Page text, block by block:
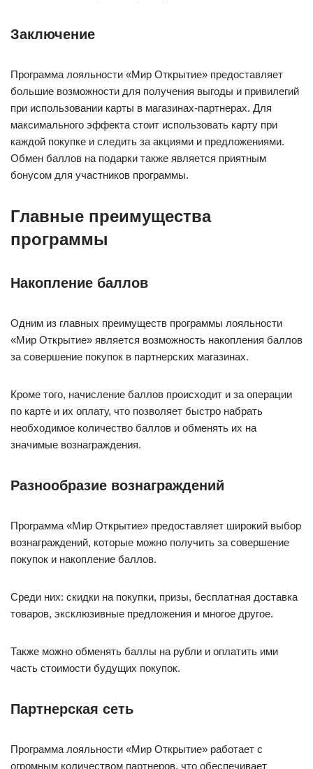
Заключение
Программа лояльности «Мир Открытие» предоставляет
большие возможности для получения выгоды и привилегий
при использовании карты в магазинах-партнерах. Для
максимального эффекта стоит использовать карту при
каждой покупке и следить за акциями и предложениями.
Обмен баллов на подарки также является приятным
бонусом для участников программы.
Главные преимущества
программы
Накопление баллов
Одним из главных преимуществ программы лояльности
«Мир Открытие» является возможность накопления баллов
за совершение покупок в партнерских магазинах.
Кроме того, начисление баллов происходит и за операции
по карте и их оплату, что позволяет быстро набрать
необходимое количество баллов и обменять их на
значимые вознаграждения.
Разнообразие вознаграждений
Программа «Мир Открытие» предоставляет широкий выбор
вознаграждений, которые можно получить за совершение
покупок и накопление баллов.
Среди них: скидки на покупки, призы, бесплатная доставка
товаров, эксклюзивные предложения и многое другое.
Также можно обменять баллы на рубли и оплатить ими
часть стоимости будущих покупок.
Партнерская сеть
Программа лояльности «Мир Открытие» работает с
огромным количеством партнеров, что обеспечивает